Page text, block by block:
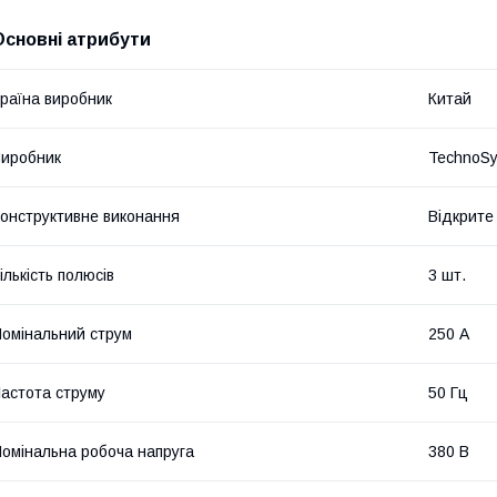
атрибути
виробник Китай
виконання Відкрите
полюсів 3 шт.
струм 250 А
струму 50 Гц
робоча напруга 380 В